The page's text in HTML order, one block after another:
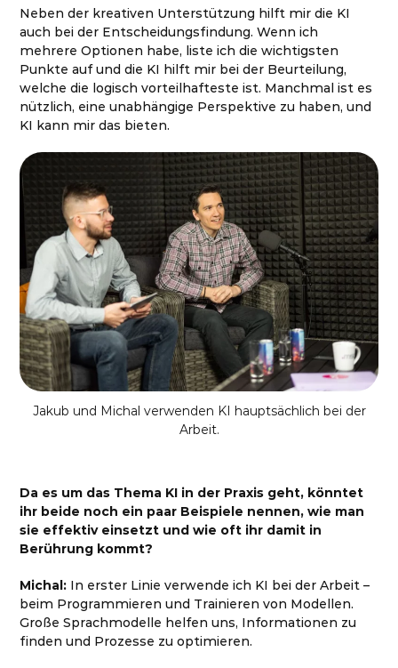
Neben der kreativen Unterstützung hilft mir die KI
auch bei der Entscheidungsfindung. Wenn ich
mehrere Optionen habe, liste ich die wichtigsten
Punkte auf und die KI hilft mir bei der Beurteilung,
welche die logisch vorteilhafteste ist. Manchmal ist es
nützlich, eine unabhängige Perspektive zu haben, und
KI kann mir das bieten.
Jakub und Michal verwenden KI hauptsächlich bei der
Arbeit.
Da es um das Thema KI in der Praxis geht, könntet
ihr beide noch ein paar Beispiele nennen, wie man
sie effektiv einsetzt und wie oft ihr damit in
Berührung kommt?
Michal: In erster Linie verwende ich KI bei der Arbeit –
beim Programmieren und Trainieren von Modellen.
Große Sprachmodelle helfen uns, Informationen zu
finden und Prozesse zu optimieren.